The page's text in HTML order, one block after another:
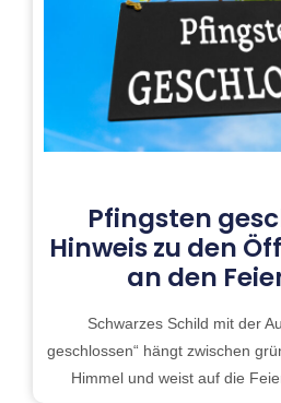
Pfingsten
Hinweis zu den
an den
Schwarzes Schild mit der
geschlossen“ hängt zwischen
Himmel und weist auf die